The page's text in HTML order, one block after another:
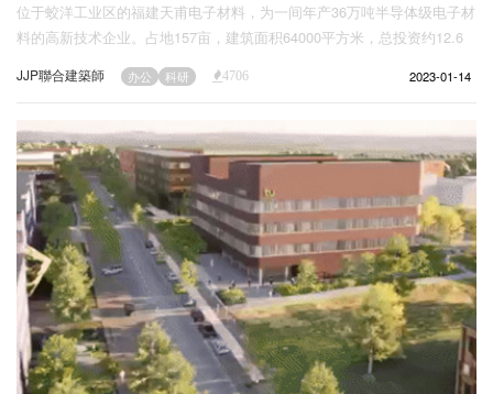
位于蛟洋工业区的福建天甫电子材料，为一间年产36万吨半导体级电子材
料的高新技术企业。占地157亩，建筑面积64000平方米，总投资约12.6
亿元，除了作为中国华南地区研发生产电子级硫酸、氢氟酸、氨水、双氧
水等产品的大型基地，更将以原料在地供应优势及园区产业链循环、节能
JJP聯合建築師 办公 科研 4706 2023-01-14